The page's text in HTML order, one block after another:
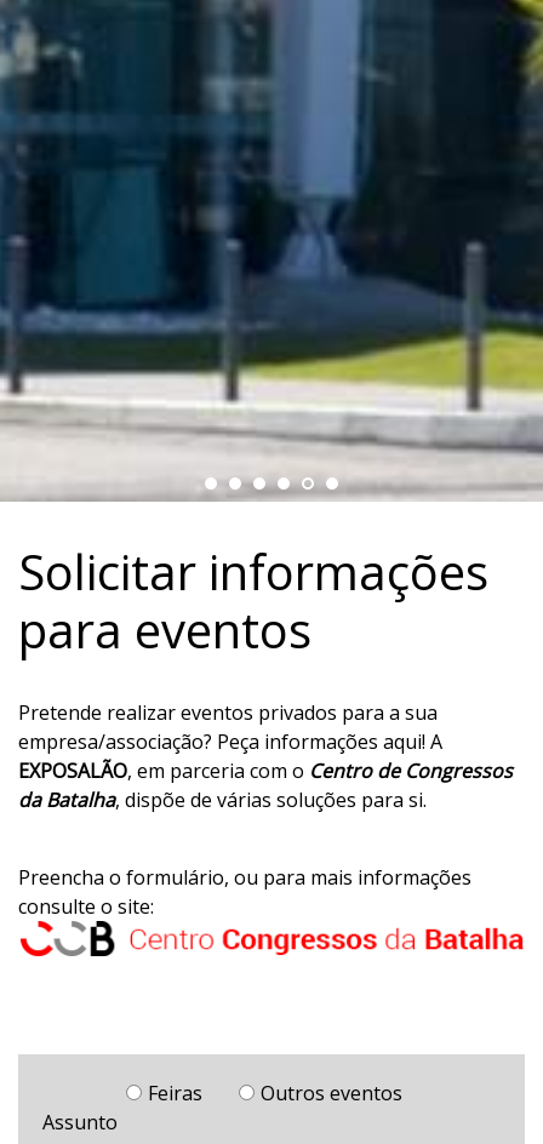
Solicitar informações
para eventos
Pretende realizar eventos privados para a sua
empresa/associação? Peça informações aqui! A
EXPOSALÃO, em parceria com o Centro de Congressos
da Batalha, dispõe de várias soluções para si.
Preencha o formulário, ou para mais informações
consulte o site:
Feiras
Outros eventos
Assunto